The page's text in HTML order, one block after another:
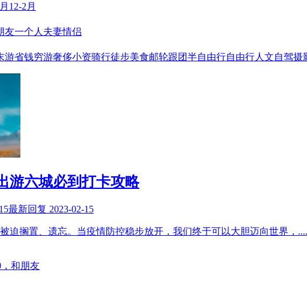
12-2月
友一个人 夫妻情侣
游省钱穷游奢侈小资骑行徒步美食邮轮跟团半自由行自由行人文自驾摄
游六城必到打卡攻略
最新回复 2023-02-15
迫搁置、遗忘。当疫情防控稳步放开，我们终于可以大胆迈向世界，
，和朋友